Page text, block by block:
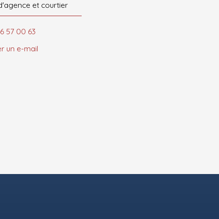
et courtier
57 00 63
un e-mail